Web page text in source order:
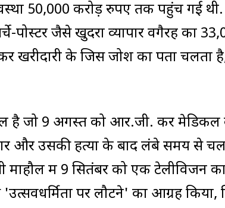
50,000 करोड़ रुपए तक पहुंच गई
जैसे खुदरा व्यापार वगैरह का
खरीदारी के जिस जोश का पता चलता
है जो 9 अगस्त को आर.जी. कर
और उसकी हत्या के बाद लंबे समय से चल
माहौल में 9 सितंबर को एक टेलीविजन
'उत्सवधर्मिता पर लौटने' का आग्रह